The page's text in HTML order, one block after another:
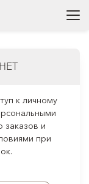
к личному
заказов и
при